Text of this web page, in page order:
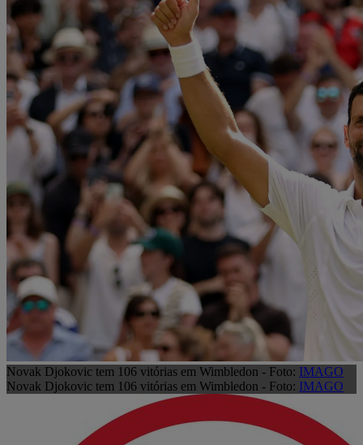
Novak Djokovic tem 106 vitórias em Wimbledon - Foto: IMAGO
Novak Djokovic tem 106 vitórias em Wimbledon - Foto: IMAGO